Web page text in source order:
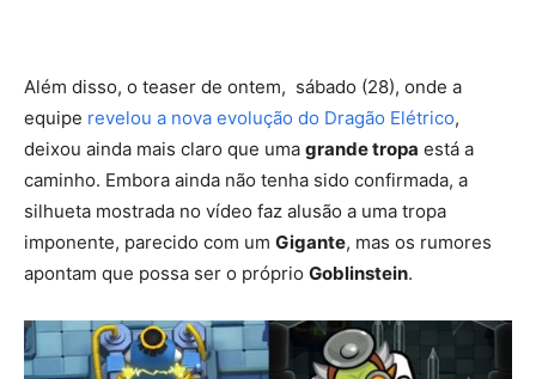
Além disso, o teaser de ontem, sábado (28), onde a
equipe revelou a nova evolução do Dragão Elétrico,
deixou ainda mais claro que uma grande tropa está a
caminho. Embora ainda não tenha sido confirmada, a
silhueta mostrada no vídeo faz alusão a uma tropa
imponente, parecido com um Gigante, mas os rumores
apontam que possa ser o próprio Goblinstein.